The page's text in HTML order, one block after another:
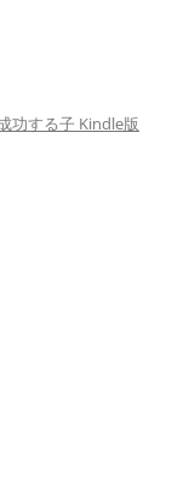
功する子 Kindle版